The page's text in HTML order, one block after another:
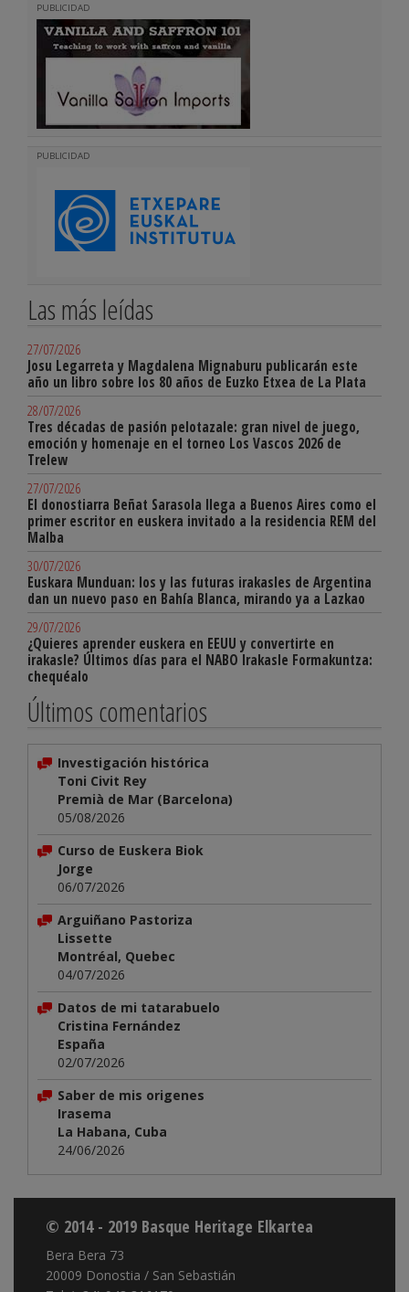
PUBLICIDAD
PUBLICIDAD
Las más leídas
27/07/2026
Josu Legarreta y Magdalena Mignaburu publicarán este
año un libro sobre los 80 años de Euzko Etxea de La Plata
28/07/2026
Tres décadas de pasión pelotazale: gran nivel de juego,
emoción y homenaje en el torneo Los Vascos 2026 de
Trelew
27/07/2026
El donostiarra Beñat Sarasola llega a Buenos Aires como el
primer escritor en euskera invitado a la residencia REM del
Malba
30/07/2026
Euskara Munduan: los y las futuras irakasles de Argentina
dan un nuevo paso en Bahía Blanca, mirando ya a Lazkao
29/07/2026
¿Quieres aprender euskera en EEUU y convertirte en
irakasle? Últimos días para el NABO Irakasle Formakuntza:
chequéalo
Últimos comentarios
Investigación histórica
Toni Civit Rey
Premià de Mar (Barcelona)
05/08/2026
Curso de Euskera Biok
Jorge
06/07/2026
Arguiñano Pastoriza
Lissette
Montréal, Quebec
04/07/2026
Datos de mi tatarabuelo
Cristina Fernández
España
02/07/2026
Saber de mis origenes
Irasema
La Habana, Cuba
24/06/2026
© 2014 - 2019 Basque Heritage Elkartea
Bera Bera 73
20009 Donostia / San Sebastián